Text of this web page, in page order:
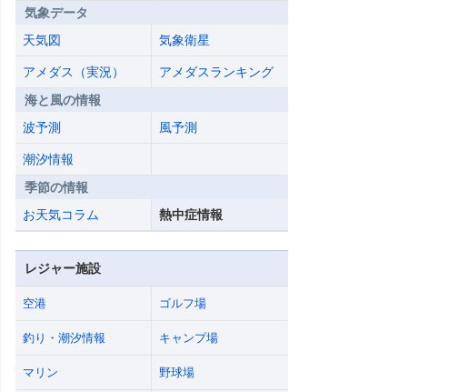
気象データ
天気図
気象衛星
アメダス（実況）
アメダスランキング
海と風の情報
波予測
風予測
潮汐情報
季節の情報
お天気コラム
熱中症情報
レジャー施設
空港 ゴルフ場
釣り・潮汐情報 キャンプ場
マリン 野球場